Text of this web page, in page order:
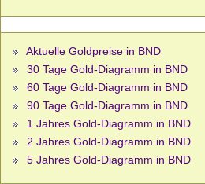
Aktuelle Goldpreise in BND
30 Tage Gold-Diagramm in BND
60 Tage Gold-Diagramm in BND
90 Tage Gold-Diagramm in BND
1 Jahres Gold-Diagramm in BND
2 Jahres Gold-Diagramm in BND
5 Jahres Gold-Diagramm in BND